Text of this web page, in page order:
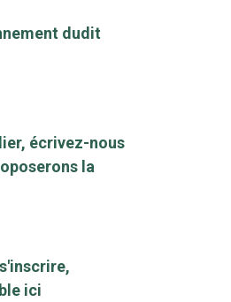
dudit
écrivez-nous
la
ici